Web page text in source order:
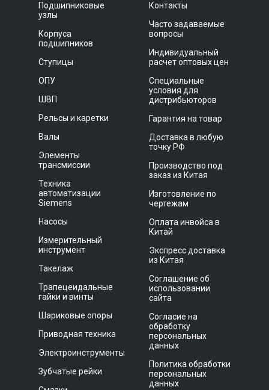
Подшипниковые
узлы
Корпуса
подшипников
Ступицы
ОПУ
ШВП
Рельсы и каретки
Валы
Элементы
трансмиссии
Техника
автоматизации
Siemens
Насосы
Измерительный
инструмент
Такелаж
Трапецеидальные
гайки и винты
Шариковые опоры
Приводная техника
Электроинструменты
Зубчатые рейки
Контакты
Часто задаваемые
вопросы
Индивидуальный
расчет оптовых цен
Специальные
условия для
дистрибьюторов
Гарантия на товар
Доставка в любую
точку РФ
Производство под
заказ из Китая
Изготовление по
чертежам
Оплата инвойса в
Китай
Экспресс доставка
из Китая
Соглашение об
использовании
сайта
Согласие на
обработку
персональных
данных
Политика обработки
персональных
данных